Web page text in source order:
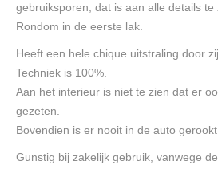
gebruiksporen, dat is aan alle details te
Rondom in de eerste lak.
Heeft een hele chique uitstraling door
Techniek is 100%.
Aan het interieur is niet te zien dat er
gezeten.
Bovendien is er nooit in de auto gerookt.
Gunstig bij zakelijk gebruik, vanwege